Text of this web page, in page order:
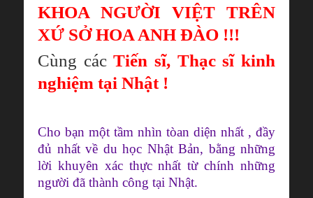
KHOA NGƯỜI VIỆT TRÊN
XỨ SỞ HOA ANH ĐÀO !!!
Cùng cácTiến sĩ, Thạc sĩ kinh
nghiệm tại Nhật !
Cho bạn một tầm nhìn tòan diện nhất , đầy
đủ nhất về du học Nhật Bản, bằng những
lời khuyên xác thực nhất từ chính những
người đã thành công tại Nhật.